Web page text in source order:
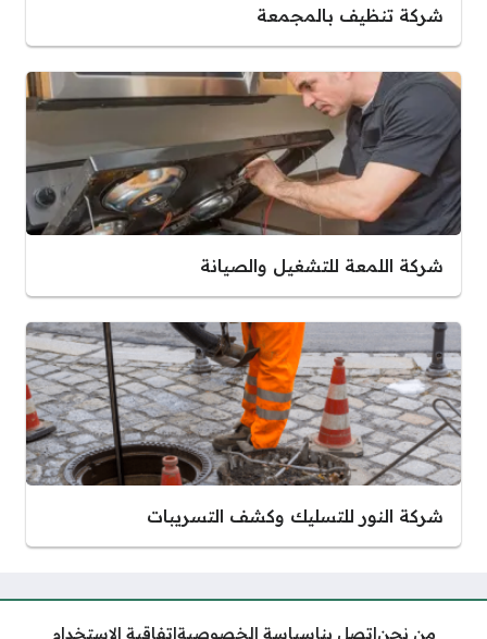
شركة تنظيف بالمجمعة
شركة اللمعة للتشغيل والصيانة
شركة النور للتسليك وكشف التسريبات
من نحناتصل بناسياسة الخصوصيةاتفاقية الاستخدام